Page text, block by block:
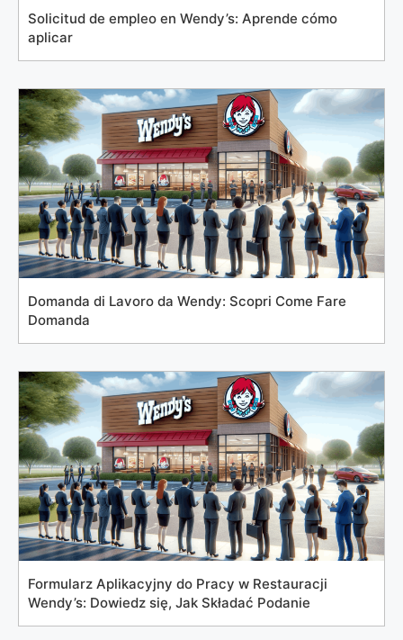
Solicitud de empleo en Wendy’s: Aprende cómo
aplicar
Domanda di Lavoro da Wendy: Scopri Come Fare
Domanda
Formularz Aplikacyjny do Pracy w Restauracji
Wendy’s: Dowiedz się, Jak Składać Podanie